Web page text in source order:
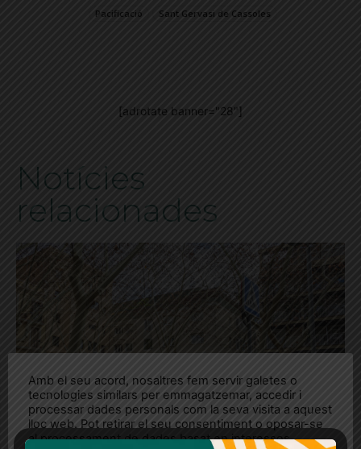
Pacificació
Sant Gervasi de Cassoles
[adrotate banner="28"]
Notícies
relacionades
Amb el seu acord, nosaltres fem servir galetes o
tecnologies similars per emmagatzemar, accedir i
processar dades personals com la seva visita a aquest
lloc web. Pot retirar el seu consentiment o oposar-se
al processament de dades basat en interessos